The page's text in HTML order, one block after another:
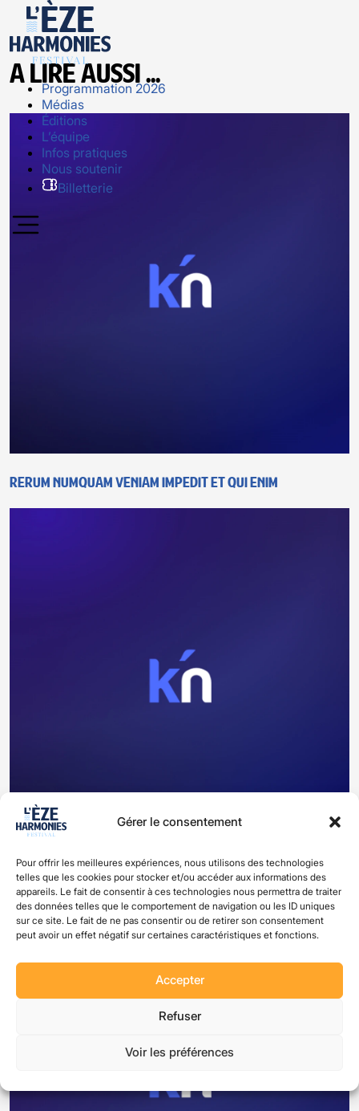
Gérer le consentement
Pour offrir les meilleures expériences, nous utilisons des technologies
telles que les cookies pour stocker et/ou accéder aux informations des
appareils. Le fait de consentir à ces technologies nous permettra de traiter
des données telles que le comportement de navigation ou les ID uniques
sur ce site. Le fait de ne pas consentir ou de retirer son consentement
peut avoir un effet négatif sur certaines caractéristiques et fonctions.
Accepter
Refuser
Voir les préférences
Programmation 2026
Médias
Éditions
L’équipe
Infos pratiques
Nous soutenir
Billetterie
A lire aussi ...
Rerum numquam veniam impedit et qui enim
Facilis corrupti dicta sit fugit ab